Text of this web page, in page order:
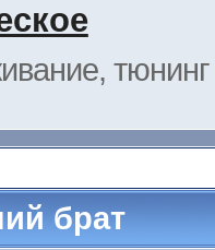
тюнинг
брат